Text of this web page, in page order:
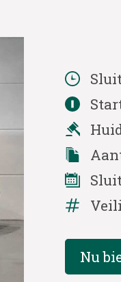
Nu